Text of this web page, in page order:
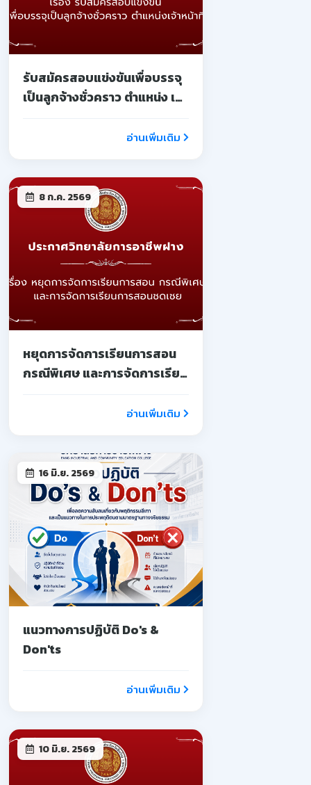
รับสมัครสอบแข่งขันเพื่อบรรจุ
เป็นลูกจ้างชั่วคราว ตำแหน่ง เจ้า
อ่านเพิ่มเติม
8 ก.ค. 2569
หยุดการจัดการเรียนการสอน
กรณีพิเศษ และการจัดการเรียน
อ่านเพิ่มเติม
16 มิ.ย. 2569
แนวทางการปฏิบัติ Do's &
Don'ts
อ่านเพิ่มเติม
10 มิ.ย. 2569